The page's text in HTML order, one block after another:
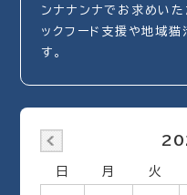
ンナナンナでお求めい
ックフード支援や地域
す。
日 月 火